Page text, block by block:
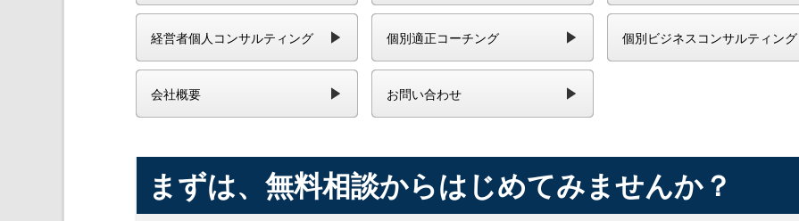
経営者個人コンサルティング 個別適正コーチング 個別ビジネスコンサルティング
会社概要 お問い合わせ
まずは、無料相談からはじめてみませんか？